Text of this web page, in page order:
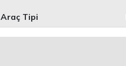
Araç Tipi